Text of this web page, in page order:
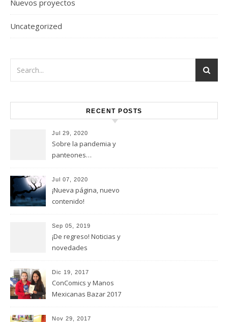
Nuevos proyectos
Uncategorized
RECENT POSTS
Jul 29, 2020
Sobre la pandemia y
panteones…
Jul 07, 2020
¡Nueva página, nuevo
contenido!
Sep 05, 2019
¡De regreso! Noticias y
novedades
Dic 19, 2017
ConComics y Manos
Mexicanas Bazar 2017
Nov 29, 2017